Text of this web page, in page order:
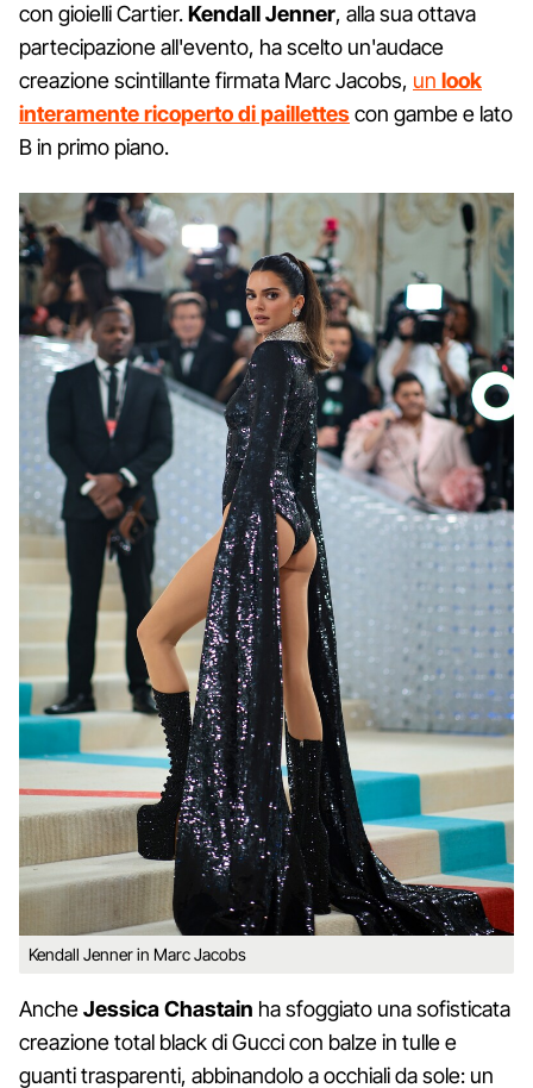
con gioielli Cartier.Kendall Jenner, alla sua ottava
partecipazione all'evento, ha scelto un'audace
creazione scintillante firmata Marc Jacobs, un look
interamente ricoperto di paillettescon gambe e lato
B in primo piano.
Kendall Jenner in Marc Jacobs
AncheJessica Chastain ha sfoggiato una sofisticata
creazione total black di Gucci con balze in tulle e
guanti trasparenti, abbinandolo a occhiali da sole: un